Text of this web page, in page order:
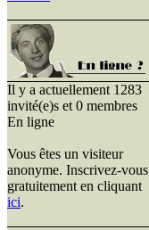
Il y a actuellement 1283
invité(e)s et 0 membres
En ligne
Vous êtes un visiteur
anonyme. Inscrivez-vous
gratuitement en cliquant
ici.